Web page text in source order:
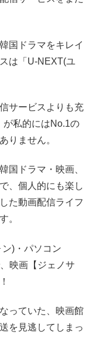
国ドラマをキレイ
は「U-NEXT(ユ
サービスよりも充
が私的にはNo.1の
りません。
国ドラマ・映画、
、個人的にも楽し
た動画配信ライフ
。
)・パソコン
映画【ジェノサ
っていた、映画館
を見逃してしまっ